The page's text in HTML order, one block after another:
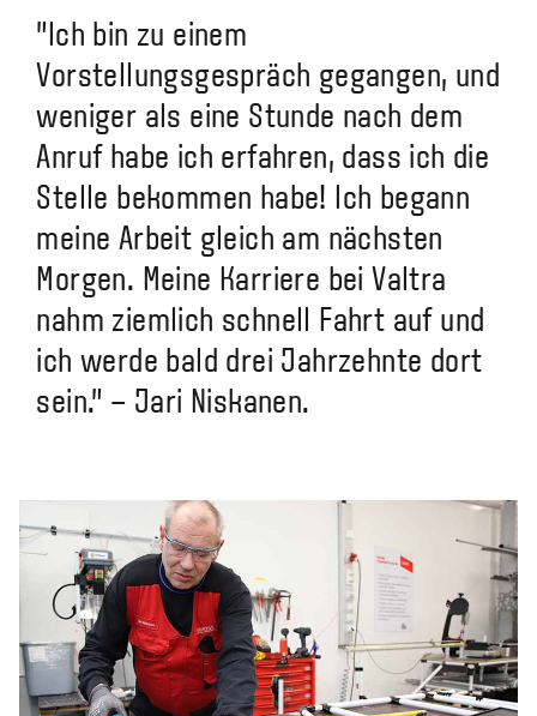
"Ich bin zu einem
Vorstellungsgespräch gegangen, und
weniger als eine Stunde nach dem
Anruf habe ich erfahren, dass ich die
Stelle bekommen habe! Ich begann
meine Arbeit gleich am nächsten
Morgen. Meine Karriere bei Valtra
nahm ziemlich schnell Fahrt auf und
ich werde bald drei Jahrzehnte dort
sein." – Jari Niskanen.